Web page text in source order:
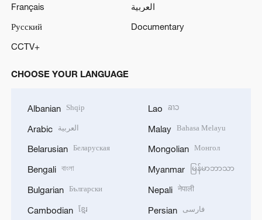
Français
العربية
Русский
Documentary
CCTV+
CHOOSE YOUR LANGUAGE
Albanian Shqip
Arabic العربية
Belarusian Беларуская
Bengali বাংলা
Bulgarian Български
Cambodian ខ្មែរ
Lao ລາວ
Malay Bahasa Melayu
Mongolian Монгол
Myanmar မြန်မာဘာသာ
Nepali नेपाली
Persian فارسی